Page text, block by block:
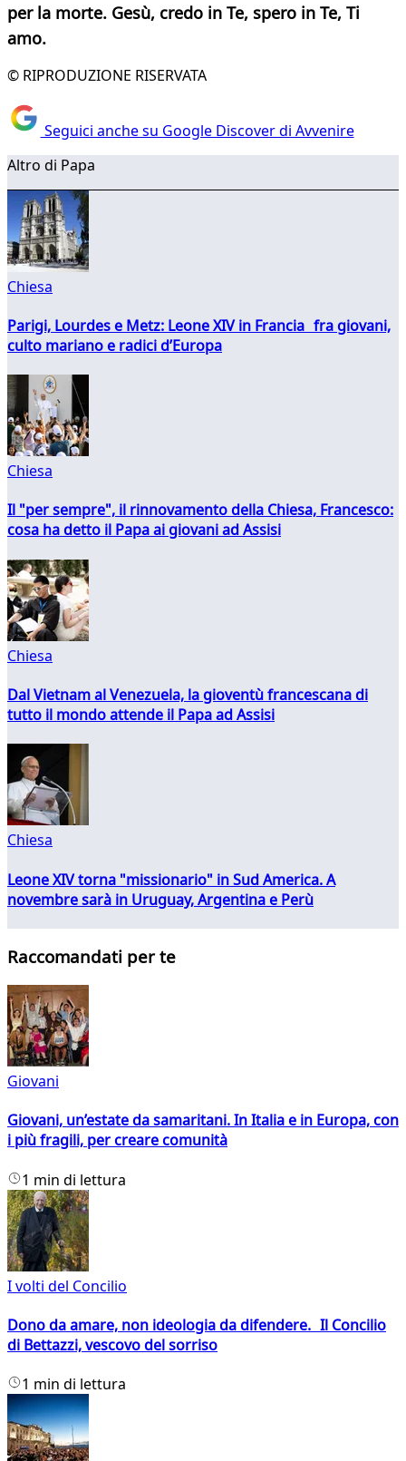
per la morte. Gesù, credo in Te, spero in Te, Ti
amo.
© RIPRODUZIONE RISERVATA
Seguici anche su Google Discover di Avvenire
Altro di Papa
Chiesa
Parigi, Lourdes e Metz: Leone XIV in Francia fra giovani,
culto mariano e radici d’Europa
Chiesa
Il "per sempre", il rinnovamento della Chiesa, Francesco:
cosa ha detto il Papa ai giovani ad Assisi
Chiesa
Dal Vietnam al Venezuela, la gioventù francescana di
tutto il mondo attende il Papa ad Assisi
Chiesa
Leone XIV torna "missionario" in Sud America. A
novembre sarà in Uruguay, Argentina e Perù
Raccomandati per te
Giovani
Giovani, un’estate da samaritani. In Italia e in Europa, con
i più fragili, per creare comunità
1 min di lettura
I volti del Concilio
Dono da amare, non ideologia da difendere. Il Concilio
di Bettazzi, vescovo del sorriso
1 min di lettura